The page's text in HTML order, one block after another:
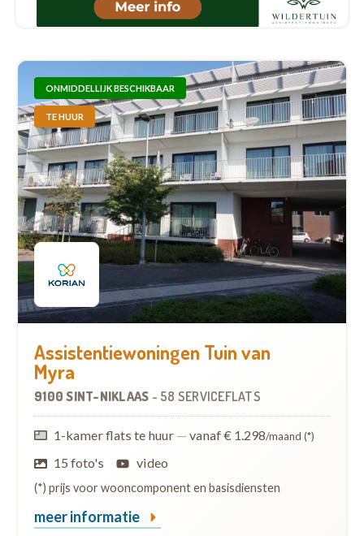
ONMIDDELLIJK BESCHIKBAAR
TE HUUR
Assistentiewoningen Tuin van
Myra
9100 SINT-NIKLAAS - 58 SERVICEFLATS
1-kamer flats te huur — vanaf € 1.298/maand (*)
15 foto's video
(*) prijs voor wooncomponent en basisdiensten
meer informatie